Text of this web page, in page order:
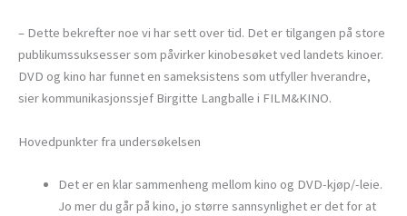
– Dette bekrefter noe vi har sett over tid. Det er tilgangen på store
publikumssuksesser som påvirker kinobesøket ved landets kinoer.
DVD og kino har funnet en sameksistens som utfyller hverandre,
sier kommunikasjonssjef Birgitte Langballe i FILM&KINO.
Hovedpunkter fra undersøkelsen
Det er en klar sammenheng mellom kino og DVD-kjøp/-leie.
Jo mer du går på kino, jo større sannsynlighet er det for at